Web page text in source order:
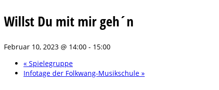
Willst Du mit mir geh´n
Februar 10, 2023 @ 14:00 - 15:00
« Spielegruppe
Infotage der Folkwang-Musikschule »